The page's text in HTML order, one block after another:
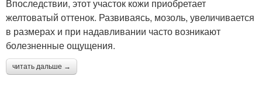
Впоследствии, этот участок кожи приобретает
желтоватый оттенок. Развиваясь, мозоль, увеличивается
в размерах и при надавливании часто возникают
болезненные ощущения.
читать дальше →